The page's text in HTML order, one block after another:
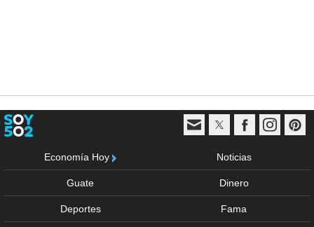
Economía Hoy Noticias
Guate Dinero
Deportes Fama